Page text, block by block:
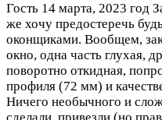
Гость 14 марта, 2023 год
же хочу предостеречь
оконщиками. Вообщем,
окно, одна часть глухая,
поворотно откидная,
профиля (72 мм) и
Ничего необычного и